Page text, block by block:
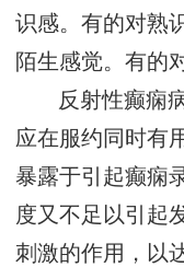
识感。有的对熟
陌生感觉。有的
反射性癫痫
应在服约同时有
暴露于引起癫痫
度又不足以引起
刺激的作用，以